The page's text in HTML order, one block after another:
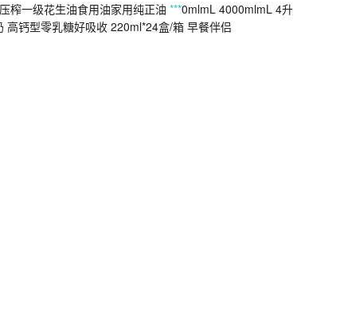
榨一级花生油食用油家用纯正油 ***0mlmL 4000mlmL 4升
钙型零乳糖好吸收 220ml*24盒/箱 早餐伴侣